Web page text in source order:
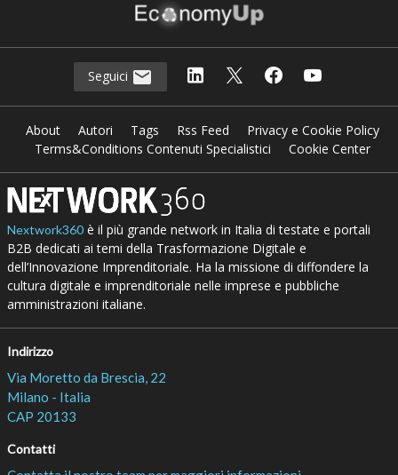
Seguici
About Autori Tags Rss Feed
Privacy e Cookie Policy
Terms&Conditions Contenuti Specialistici
Cookie Center
Nextwork360è il più grande network in Italia di testate e portali
B2B dedicati ai temi della Trasformazione Digitale e
dell’Innovazione Imprenditoriale. Ha la missione di diffondere la
cultura digitale e imprenditoriale nelle imprese e pubbliche
amministrazioni italiane.
Indirizzo
Via Moretto da Brescia, 22
Milano - Italia
CAP 20133
Contatti